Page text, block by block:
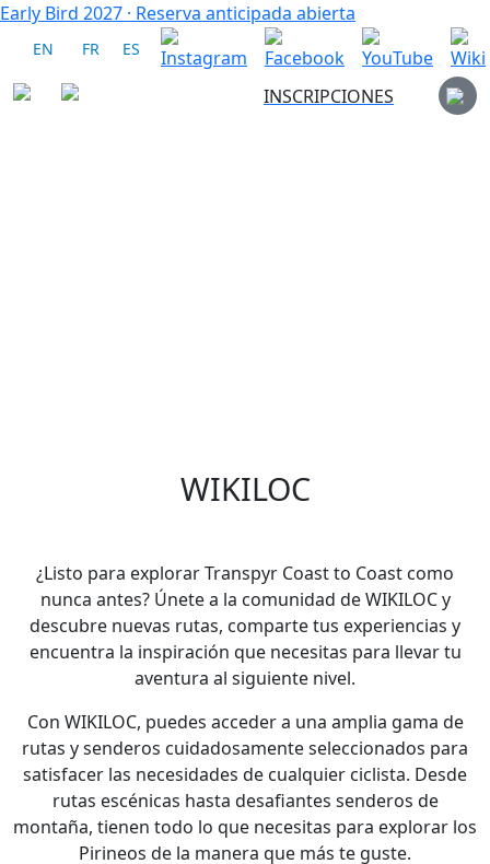
Early Bird 2027 · Reserva anticipada abierta
EN FR ES
INSCRIPCIONES
WIKILOC
¿Listo para explorar Transpyr Coast to Coast como
nunca antes? Únete a la comunidad de WIKILOC y
descubre nuevas rutas, comparte tus experiencias y
encuentra la inspiración que necesitas para llevar tu
aventura al siguiente nivel.
Con WIKILOC, puedes acceder a una amplia gama de
rutas y senderos cuidadosamente seleccionados para
satisfacer las necesidades de cualquier ciclista. Desde
rutas escénicas hasta desafiantes senderos de
montaña, tienen todo lo que necesitas para explorar los
Pirineos de la manera que más te guste.